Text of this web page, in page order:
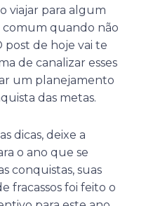
viajar para algum
comum quando não
de hoje vai te
de canalizar esses
um planejamento
das metas.
dicas, deixe a
o ano que se
conquistas, suas
fracassos foi feito o